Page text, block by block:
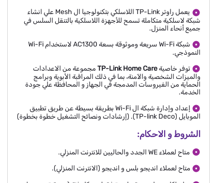
يعمل راوتر TP-Link اللاسلكي بتكنولوجيا ال Mesh علي انشاء
شبكة لاسلكية متكاملة تسمح للأجهزة اللاسلكية بالتنقل السلس في
جميع أنحاء المنزل.
شبكة Wi-Fi سريعة وموثوقة بسعة AC1300 لاستخدام Wi-Fi
النموذجي.
توفر خاصيةTP-Link Home Care مجموعة من الاعدادات
والميزات الشخصية والآمنة، بما في ذلك المراقبة الأبوية وبرامج
الحماية من الفيروسات المدمجة في الجهاز و المحافظة علي جودة
الخدمة.
إعداد وإدارة شبكة ال Wi-Fi بطريقة بسيطة عن طريق تطبيق
الموبايل (TP-link Deco). (إرشادات ونصائح التشغيل خطوة بخطوة)
الشروط و الاحكام:
متاح لعملاء WE الجدد والحاليين للانترنت المنزلي.
متاح لعملاء انديجو بلس و انديجو (الانترنت المنزلي).